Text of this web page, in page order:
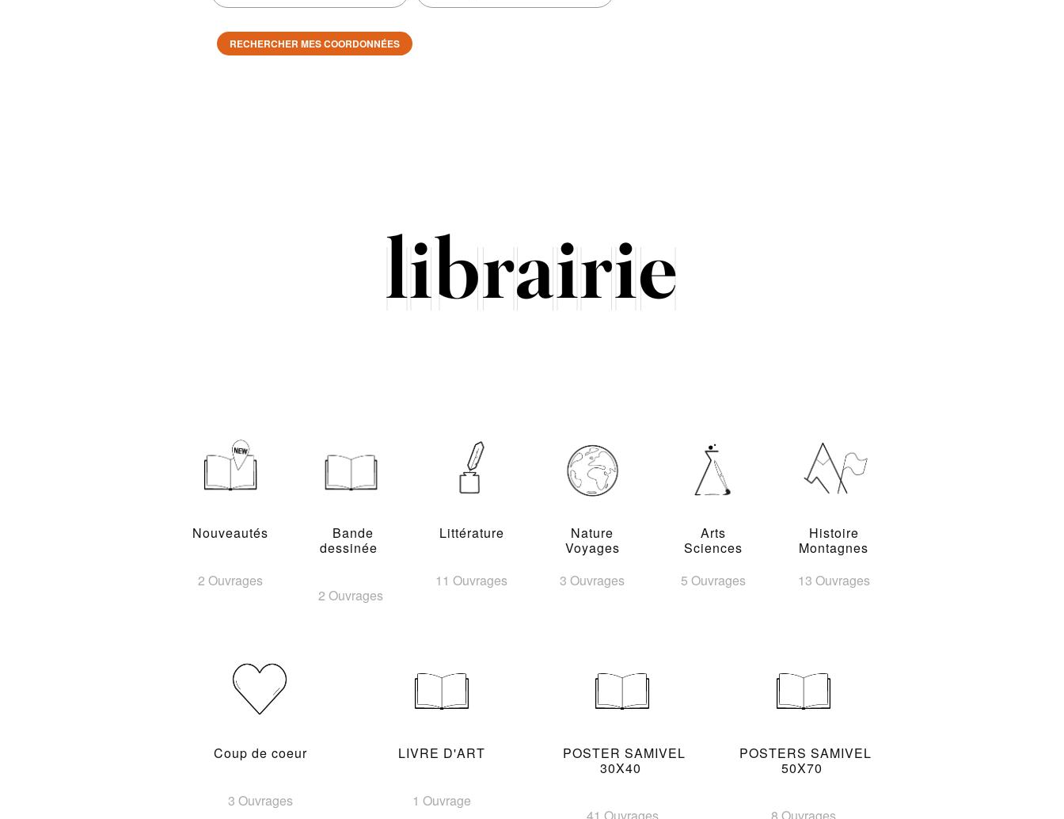
RECHERCHER MES COORDONNÉES
Nouveautés
2 Ouvrages
Bande
dessinée
2 Ouvrages
Littérature
11 Ouvrages
Nature
Voyages
3 Ouvrages
Arts
Sciences
5 Ouvrages
Histoire
Montagnes
13 Ouvrages
Coup de coeur
3 Ouvrages
LIVRE D'ART
1 Ouvrage
POSTER SAMIVEL
30X40
41 Ouvrages
POSTERS SAMIVEL
50X70
8 Ouvrages